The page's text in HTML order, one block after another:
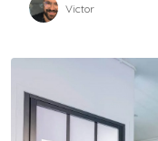
Victor